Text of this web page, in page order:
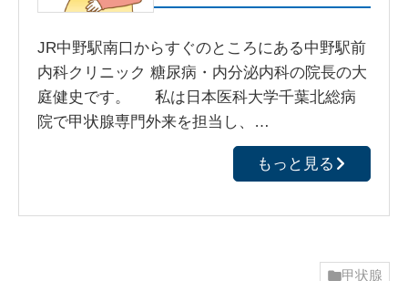
JR中野駅南口からすぐのところにある中野駅前
内科クリニック 糖尿病・内分泌内科の院長の大
庭健史です。 私は日本医科大学千葉北総病
院で甲状腺専門外来を担当し、…
もっと見る
甲状腺